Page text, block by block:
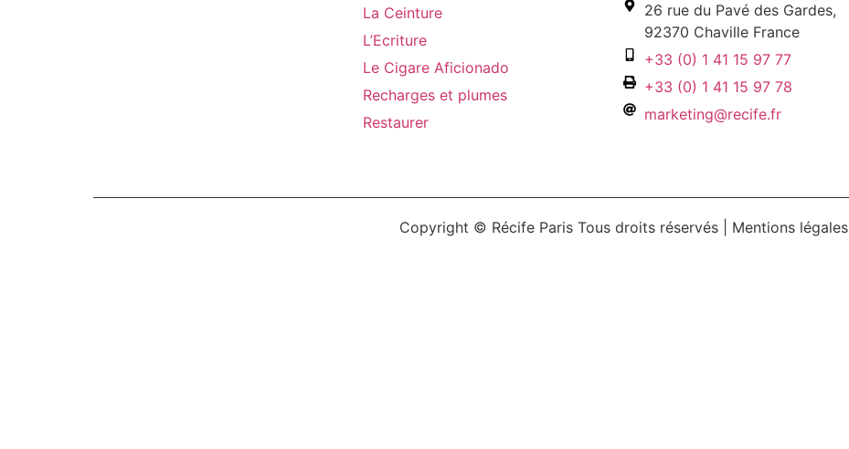
La Ceinture
L’Ecriture
Le Cigare Aficionado
Recharges et plumes
Restaurer
26 rue du Pavé des Gardes,
92370 Chaville France
+33 (0) 1 41 15 97 77
+33 (0) 1 41 15 97 78
marketing@recife.fr
Copyright © Récife Paris Tous droits réservés | Mentions légales